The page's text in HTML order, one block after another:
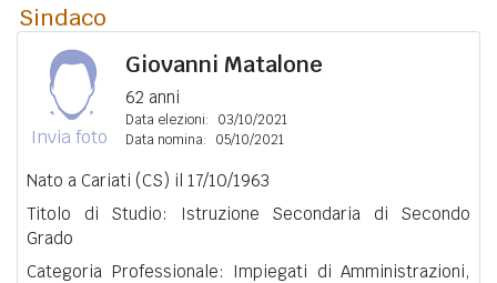
Sindaco
Invia foto
Giovanni Matalone
62 anni
Data elezioni:
03/10/2021
Data nomina:
05/10/2021
Nato a Cariati (CS) il 17/10/1963
Titolo di Studio: Istruzione Secondaria di Secondo
Grado
Categoria Professionale: Impiegati di Amministrazioni,